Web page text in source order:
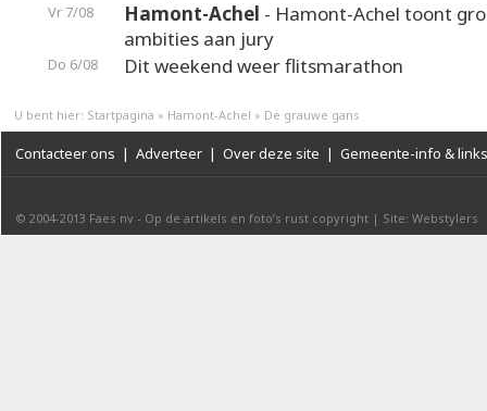
Vr 7/08 Hamont-Achel - Hamont-Achel toont
ambities aan jury
Do 6/08 Dit weekend weer flitsmarathon
U bent hier: Startpagina » Hamont-Achel » De grauwe gans
Contacteer ons | Adverteer | Over deze site | Gemeente-info & links
© 2004-2013 Faes nv - Op de artikels en foto’s rust copyright | Site: Webstylers